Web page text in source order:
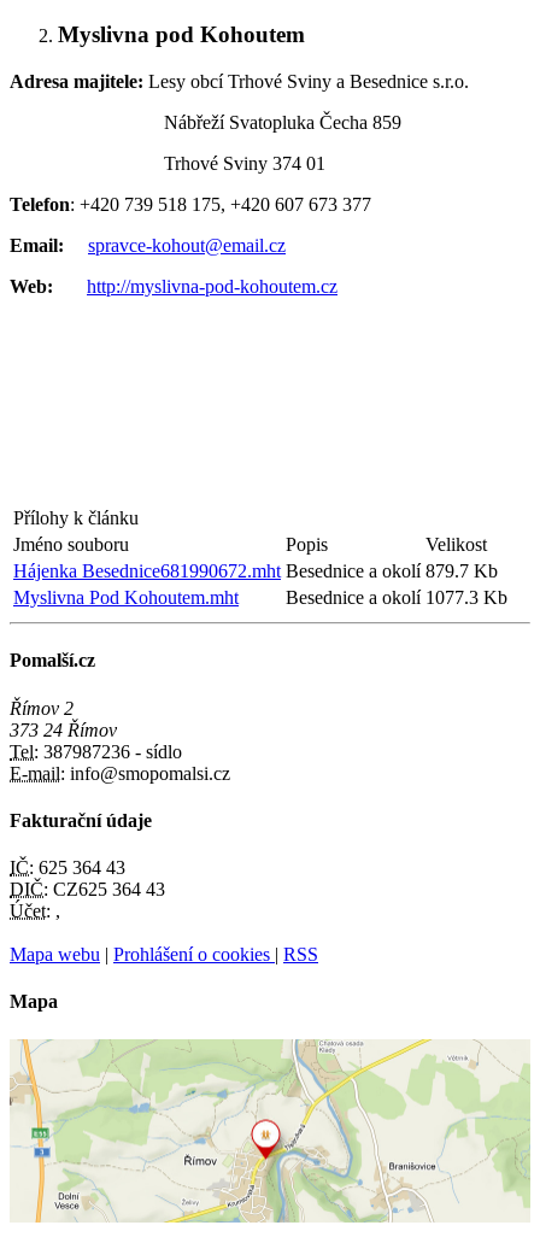
Myslivna pod Kohoutem
Adresa majitele: Lesy obcí Trhové Sviny a Besednice s.r.o.
Nábřeží Svatopluka Čecha 859
Trhové Sviny 374 01
Telefon: +420 739 518 175, +420 607 673 377
Email:
spravce-kohout@email.cz
Web:
http://myslivna-pod-kohoutem.cz
Přílohy k článku
Jméno souboru
Popis
Velikost
Hájenka Besednice681990672.mht Besednice a okolí 879.7 Kb
Myslivna Pod Kohoutem.mht
Besednice a okolí 1077.3 Kb
Pomalší.cz
Římov 2
373 24 Římov
Tel: 387987236 - sídlo
E-mail: info@smopomalsi.cz
Fakturační údaje
IČ: 625 364 43
DIČ: CZ625 364 43
Účet: ,
Mapa webu | Prohlášení o cookies | RSS
Mapa